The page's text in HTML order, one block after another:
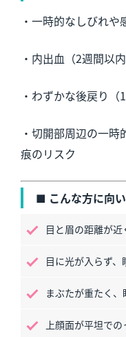
・一時的なしびれや
・内出血（2週間以内
・わずかな後戻り（
・切開部周辺の一
痕のリスク
■ こんな方に向
目と眉の距離が
目に光が入らず、
まぶたが重たく
上顔面が平坦で